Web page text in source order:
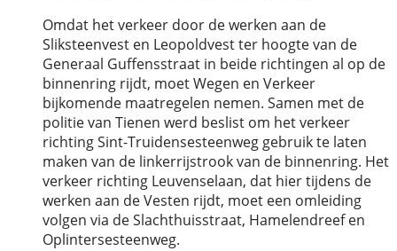
Omdat het verkeer door de werken aan de
Sliksteenvest en Leopoldvest ter hoogte van de
Generaal Guffensstraat in beide richtingen al op de
binnenring rijdt, moet Wegen en Verkeer
bijkomende maatregelen nemen. Samen met de
politie van Tienen werd beslist om het verkeer
richting Sint-Truidensesteenweg gebruik te laten
maken van de linkerrijstrook van de binnenring. Het
verkeer richting Leuvenselaan, dat hier tijdens de
werken aan de Vesten rijdt, moet een omleiding
volgen via de Slachthuisstraat, Hamelendreef en
Oplintersesteenweg.